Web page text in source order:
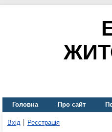
Головна Про сайт
Вхід Реєстрація